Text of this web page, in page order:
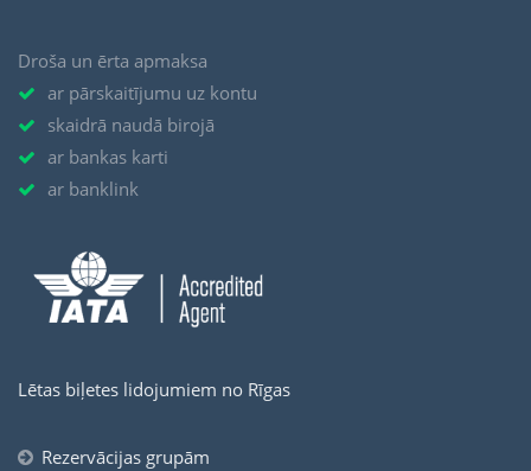
Droša un ērta apmaksa
ar pārskaitījumu uz kontu
skaidrā naudā birojā
ar bankas karti
ar banklink
Lētas biļetes lidojumiem no Rīgas
Rezervācijas grupām